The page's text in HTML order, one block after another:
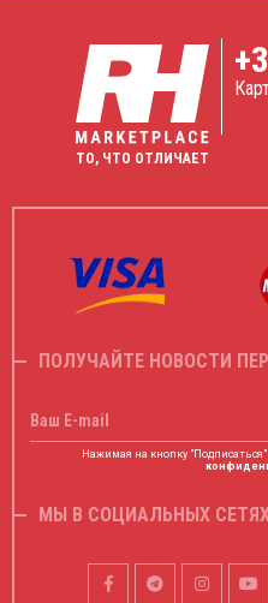
ТО, ЧТО ОТЛИЧАЕТ
ПОЛУЧАЙТЕ НОВОСТИ
Ваш E-mail
Нажимая на кнопку
МЫ В СОЦИАЛЬНЫХ